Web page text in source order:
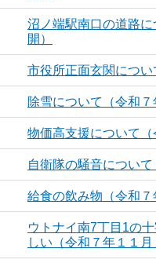
沼ノ端駅南口の道路
開）
市役所正面玄関につい
除雪について（令和７
物価高支援について（
自衛隊の騒音について
給食の飲み物（令和７
ウトナイ南7丁目1の
しい（令和７年１１月